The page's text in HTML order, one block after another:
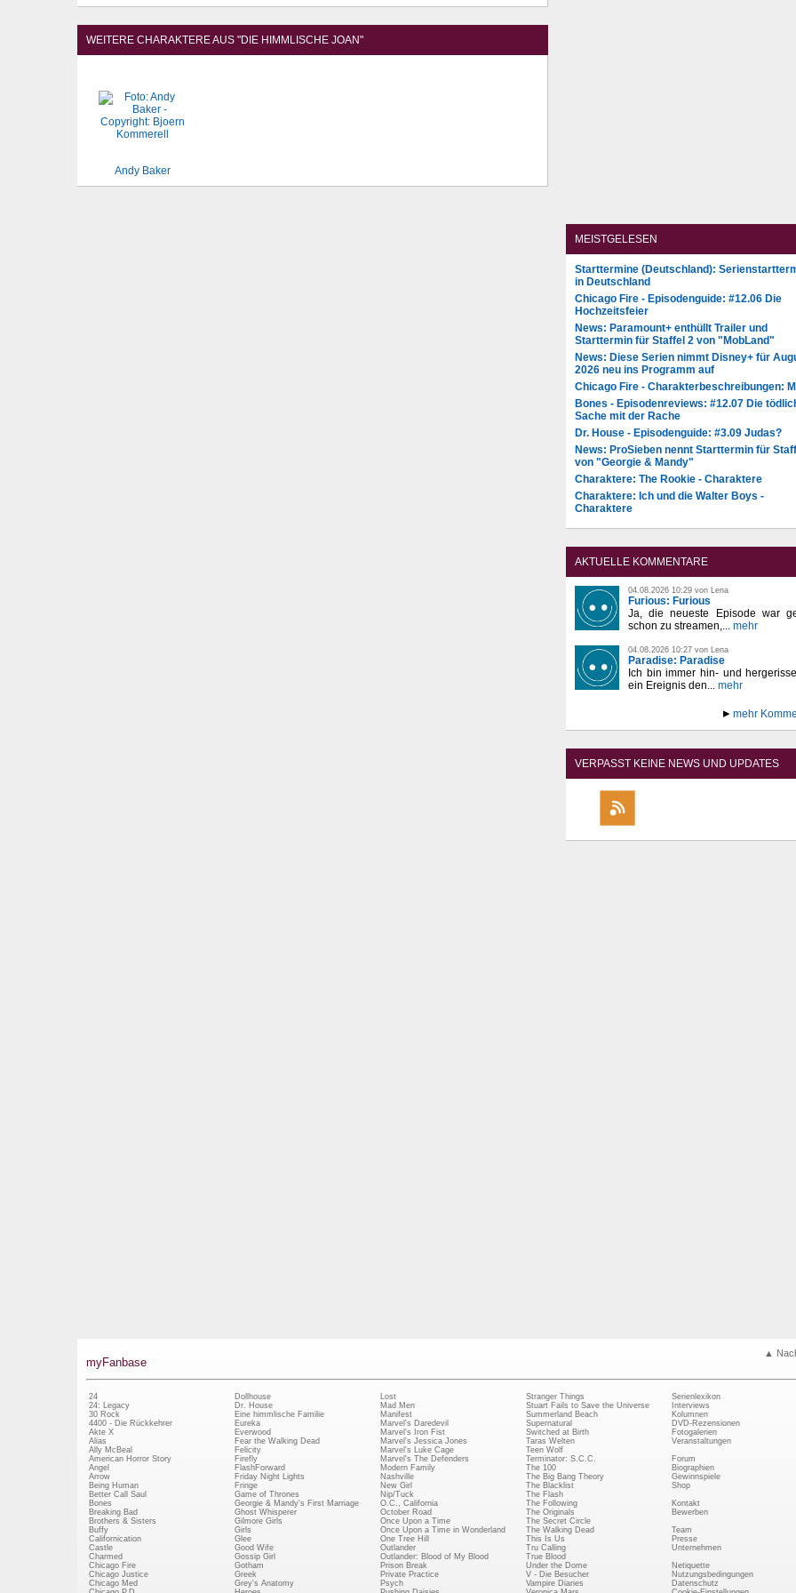
WEITERE CHARAKTERE AUS "DIE HIMMLISCHE JOAN"
Andy Baker
MEISTGELESEN
Starttermine (Deutschland):
in Deutschland
Chicago Fire - Episodenguide: #12.06 Die
Hochzeitsfeier
News: Paramount+ enthüllt Trailer und
Starttermin für Staffel 2 von "MobLand"
News: Diese Serien nimmt Disney+ für
2026 neu ins Programm auf
Chicago Fire - Charakterbeschreibungen:
Bones - Episodenreviews: #12.07 Die
Sache mit der Rache
Dr. House - Episodenguide: #3.09 Judas?
News: ProSieben nennt Starttermin für
von "Georgie & Mandy"
Charaktere: The Rookie - Charaktere
Charaktere: Ich und die Walter Boys -
Charaktere
AKTUELLE KOMMENTARE
04.08.2026 10:29 von Lena
Furious: Furious
Ja, die neueste Episode war
schon zu streamen,... mehr
04.08.2026 10:27 von Lena
Paradise: Paradise
Ich bin immer hin- und
ein Ereignis den... mehr
mehr
VERPASST KEINE NEWS UND UPDATES
▲
myFanbase
24
24: Legacy
30 Rock
4400 - Die Rückkehrer
Akte X
Alias
Ally McBeal
American Horror Story
Angel
Arrow
Being Human
Better Call Saul
Bones
Breaking Bad
Brothers & Sisters
Buffy
Californication
Castle
Charmed
Chicago Fire
Chicago Justice
Chicago Med
Dollhouse
Dr. House
Eine himmlische Familie
Eureka
Everwood
Fear the Walking Dead
Felicity
Firefly
FlashForward
Friday Night Lights
Fringe
Game of Thrones
Georgie & Mandy's First Marriage
Ghost Whisperer
Gilmore Girls
Girls
Glee
Good Wife
Gossip Girl
Gotham
Greek
Grey's Anatomy
Lost
Mad Men
Manifest
Marvel's Daredevil
Marvel's Iron Fist
Marvel's Jessica Jones
Marvel's Luke Cage
Marvel's The Defenders
Modern Family
Nashville
New Girl
Nip/Tuck
O.C., California
October Road
Once Upon a Time
Once Upon a Time in Wonderland
One Tree Hill
Outlander
Outlander: Blood of My Blood
Prison Break
Private Practice
Psych
Stranger Things
Stuart Fails to Save the Universe
Summerland Beach
Supernatural
Switched at Birth
Taras Welten
Teen Wolf
Terminator: S.C.C.
The 100
The Big Bang Theory
The Blacklist
The Flash
The Following
The Originals
The Secret Circle
The Walking Dead
This Is Us
Tru Calling
True Blood
Under the Dome
V - Die Besucher
Vampire Diaries
Serienlexikon
Interviews
Kolumnen
DVD-Rezensionen
Fotogalerien
Veranstaltungen
Forum
Biographien
Gewinnspiele
Shop
Kontakt
Bewerben
Team
Presse
Unternehmen
Netiquette
Nutzungsbedingungen
Datenschutz